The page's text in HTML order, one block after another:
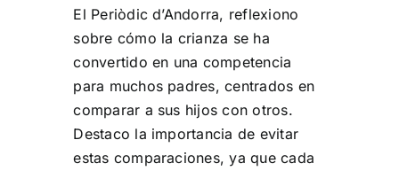
El Periòdic d’Andorra, reflexiono
sobre cómo la crianza se ha
convertido en una competencia
para muchos padres, centrados en
comparar a sus hijos con otros.
Destaco la importancia de evitar
estas comparaciones, ya que cada